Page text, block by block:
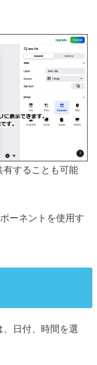
有することも可能
ーネントを使用す
日付、時間を選